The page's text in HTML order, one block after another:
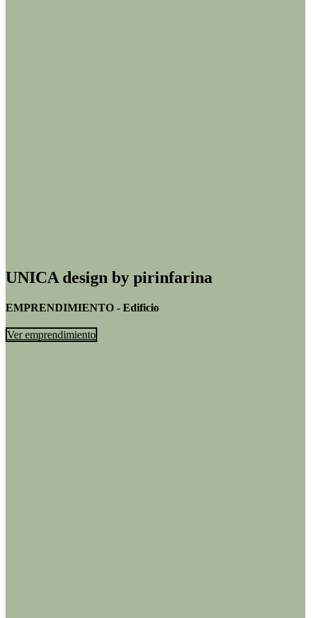
UNICA design by pirinfarina
EMPRENDIMIENTO - Edificio
Ver emprendimiento